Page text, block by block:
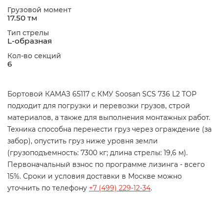
Грузовой момент
17.50 тм
Тип стрелы
L-образная
Кол-во секций
6
Бортовой КАМАЗ 65117 с КМУ Soosan SCS 736 L2 TOP
подходит для погрузки и перевозки грузов, строй
материалов, а также для выполнения монтажных работ.
Техника способна перенести груз через ограждение (за
забор), опустить груз ниже уровня земли
(грузоподъемность: 7300 кг; длина стрелы: 19,6 м).
Первоначальный взнос по программе лизинга - всего
15%. Сроки и условия доставки в Москве можно
уточнить по телефону +7 (499) 229-12-34.